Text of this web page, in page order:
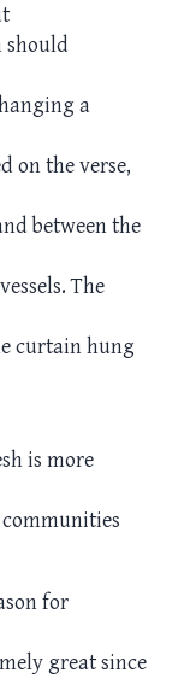
should
a
on the verse,
between the
The
curtain hung
is more
for
great since